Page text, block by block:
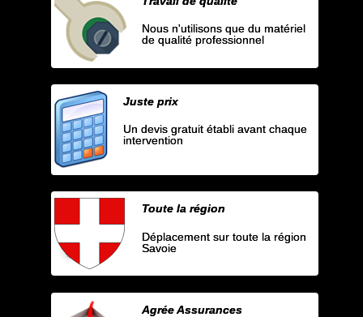
Nous n'utilisons que du matériel
de qualité professionnel
Juste prix
Un devis gratuit établi avant chaque
intervention
Toute la région
Déplacement sur toute la région
Savoie
Agrée Assurances